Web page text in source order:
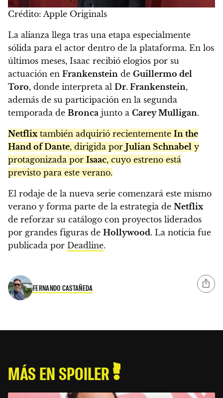
Crédito: Apple Originals
La alianza llega tras una etapa especialmente
sólida para el actor dentro de la plataforma. En los
últimos meses, Isaac recibió elogios por su
actuación en Frankenstein de Guillermo del
Toro, donde interpreta al Dr. Frankenstein,
además de su participación en la segunda
temporada de Bronca junto a Carey Mulligan.
Netflixtambién adquirió recientemente In the
Hand of Dante, dirigida por Julian Schnabel y
protagonizada por Isaac, cuyo estreno está
previsto para este verano.
El rodaje de la nueva serie comenzará este mismo
verano y forma parte de la estrategia de Netflix
de reforzar su catálogo con proyectos liderados
por grandes figuras de Hollywood. La noticia fue
publicada por Deadline.
FERNANDO CASTAÑEDA
MÁS EN SPOILER